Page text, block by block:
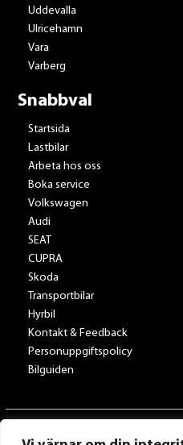
Uddevalla
Ulricehamn
Vara
Varberg
Snabbval
Startsida
Lastbilar
Arbeta hos oss
Boka service
Volkswagen
Audi
SEAT
CUPRA
Skoda
Transportbilar
Hyrbil
Kontakt & Feedback
Personuppgiftspolicy
Bilguiden